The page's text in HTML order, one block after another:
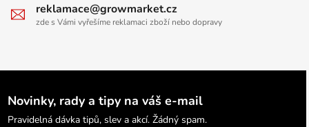
reklamace@growmarket.cz
zde s Vámi vyřešíme reklamaci zboží nebo dopravy
Novinky, rady a tipy na váš e-mail
Pravidelná dávka tipů, slev a akcí. Žádný spam.